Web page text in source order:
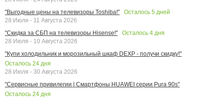
"Выгодные цены на телевизоры Toshiba!"
Осталось 5 дней
28 Июля - 11 Августа 2026
"Скидка за СБП на телевизоры Hisense!"
Осталось 4 дня
28 Июля - 10 Августа 2026
"Купи холодильник и морозильный шкаф DEXP - получи скидку!"
Осталось 24 дня
28 Июля - 30 Августа 2026
"Сервисные привилегии | Смартфоны HUAWEI серии Pura 90s"
Осталось 24 дня